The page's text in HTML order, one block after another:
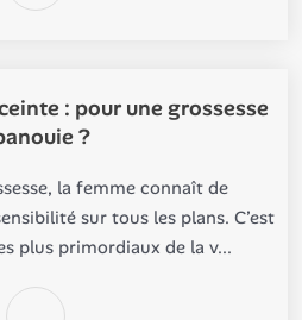
: pour une grossesse
?
la femme connaît de
sur tous les plans. C’est
plus primordiaux de la v...